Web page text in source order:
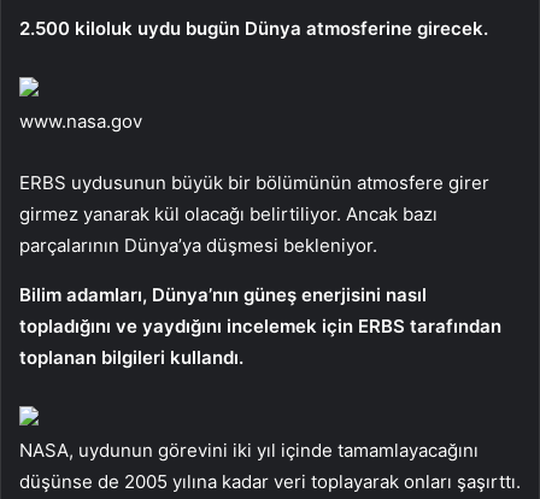
2.500 kiloluk uydu bugün Dünya atmosferine girecek.
www.nasa.gov
ERBS uydusunun büyük bir bölümünün atmosfere girer
girmez yanarak kül olacağı belirtiliyor. Ancak bazı
parçalarının Dünya’ya düşmesi bekleniyor.
Bilim adamları, Dünya’nın güneş enerjisini nasıl
topladığını ve yaydığını incelemek için ERBS tarafından
toplanan bilgileri kullandı.
NASA, uydunun görevini iki yıl içinde tamamlayacağını
düşünse de 2005 yılına kadar veri toplayarak onları şaşırttı.